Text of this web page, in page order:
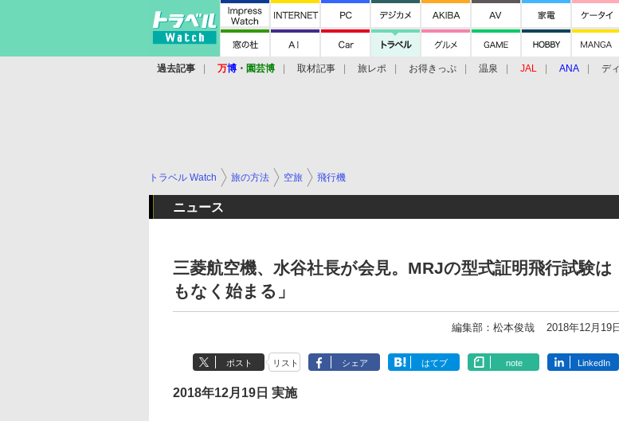
過去記事 万博 ・ 園芸博 取材記事 旅レポ お得きっぷ 温泉 JAL ANA デ
トラベル Watch 旅の方法 空旅 飛行機
ニュース
三菱航空機、水谷社長が会見。MRJの型式証明飛行試験は
もなく始まる」
編集部：松本俊哉 2018年12月19
ポスト リスト シェア はてブ note LinkedIn
2018年12月19日 実施